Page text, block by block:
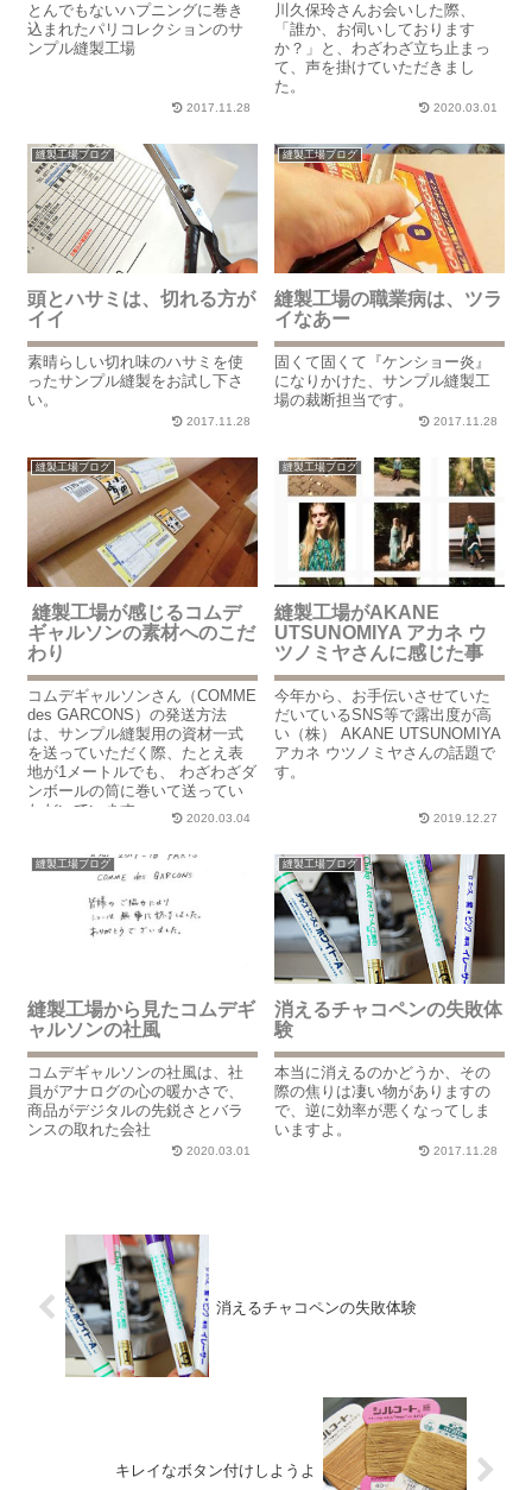
とんでもないハプニングに巻き
込まれたパリコレクションのサ
ンプル縫製工場
2017.11.28
川久保玲さんお会いした際、
「誰か、お伺いしております
か？」と、わざわざ立ち止まっ
て、声を掛けていただきまし
た。
2020.03.01
縫製工場ブログ
頭とハサミは、切れる方が
イイ
素晴らしい切れ味のハサミを使
ったサンプル縫製をお試し下さ
い。
2017.11.28
縫製工場ブログ
縫製工場の職業病は、ツラ
イなあー
固くて固くて『ケンショー炎』
になりかけた、サンプル縫製工
場の裁断担当です。
2017.11.28
縫製工場ブログ
縫製工場が感じるコムデ
ギャルソンの素材へのこだ
わり
コムデギャルソンさん（COMME
des GARCONS）の発送方法
は、サンプル縫製用の資材一式
を送っていただく際、たとえ表
地が1メートルでも、 わざわざダ
ンボールの筒に巻いて送ってい
ただいています。
2020.03.04
縫製工場ブログ
縫製工場がAKANE
UTSUNOMIYA アカネ ウ
ツノミヤさんに感じた事
今年から、お手伝いさせていた
だいているSNS等で露出度が高
い（株） AKANE UTSUNOMIYA
アカネ ウツノミヤさんの話題で
す。
2019.12.27
縫製工場ブログ
縫製工場から見たコムデギ
ャルソンの社風
コムデギャルソンの社風は、社
員がアナログの心の暖かさで、
商品がデジタルの先鋭さとバラ
ンスの取れた会社
2020.03.01
縫製工場ブログ
消えるチャコペンの失敗体
験
本当に消えるのかどうか、その
際の焦りは凄い物がありますの
で、逆に効率が悪くなってしま
いますよ。
2017.11.28
消えるチャコペンの失敗体験
キレイなボタン付けしようよ